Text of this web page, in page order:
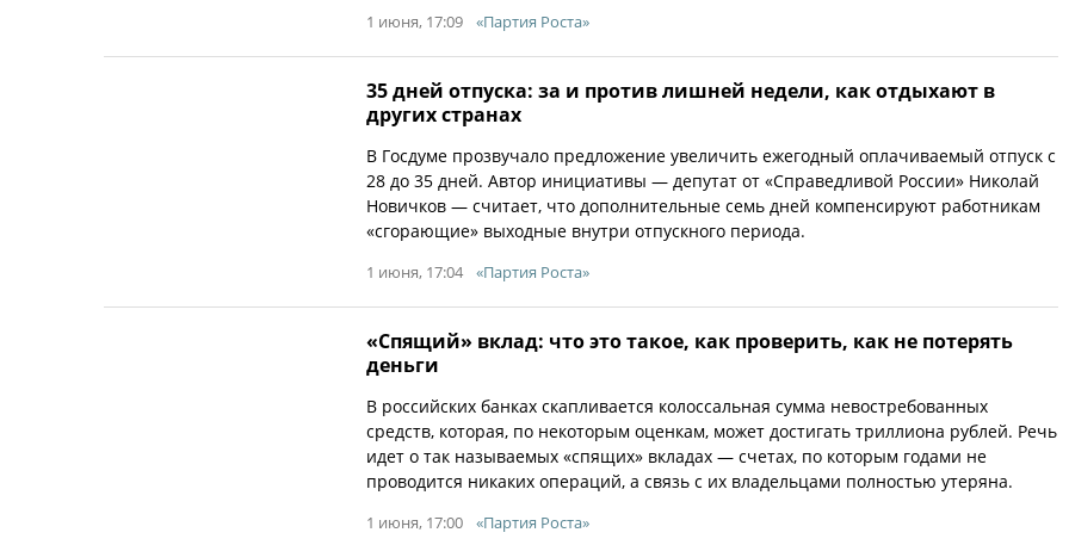
1 июня, 17:09 «Партия Роста»
35 дней отпуска: за и против лишней недели, как отдыхают в
других странах
В Госдуме прозвучало предложение увеличить ежегодный оплачиваемый отпуск с
28 до 35 дней. Автор инициативы — депутат от «Справедливой России» Николай
Новичков — считает, что дополнительные семь дней компенсируют работникам
«сгорающие» выходные внутри отпускного периода.
1 июня, 17:04 «Партия Роста»
«Спящий» вклад: что это такое, как проверить, как не потерять
деньги
В российских банках скапливается колоссальная сумма невостребованных
средств, которая, по некоторым оценкам, может достигать триллиона рублей. Речь
идет о так называемых «спящих» вкладах — счетах, по которым годами не
проводится никаких операций, а связь с их владельцами полностью утеряна.
1 июня, 17:00 «Партия Роста»